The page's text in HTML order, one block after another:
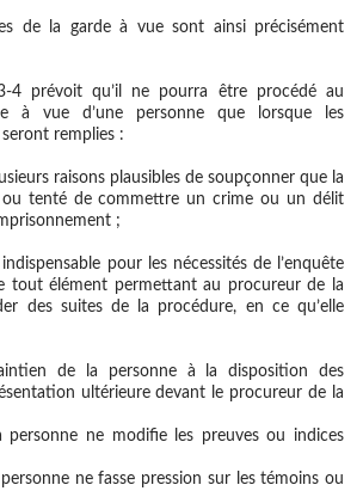
de la garde à vue sont ainsi précisément
4 prévoit qu’il ne pourra être procédé au
à vue d’une personne que lorsque les
remplies :
raisons plausibles de soupçonner que la
ou tenté de commettre un crime ou un délit
;
pour les nécessités de l’enquête
tout élément permettant au procureur de la
des suites de la procédure, en ce qu’elle
de la personne à la disposition des
ultérieure devant le procureur de la
personne ne modifie les preuves ou indices
ne fasse pression sur les témoins ou